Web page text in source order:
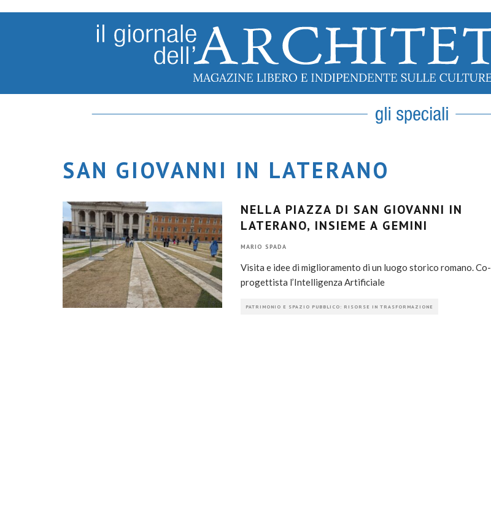
SAN GIOVANNI IN LATERANO
NELLA PIAZZA DI SAN GIOVANNI IN
LATERANO, INSIEME A GEMINI
MARIO SPADA
Visita e idee di miglioramento di un luogo storico romano. Co-
progettista l’Intelligenza Artificiale
PATRIMONIO E SPAZIO PUBBLICO: RISORSE IN TRASFORMAZIONE